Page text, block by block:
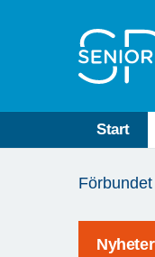
Start
är
Nyheter